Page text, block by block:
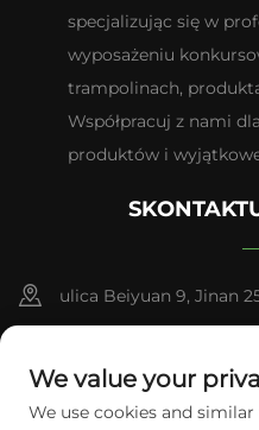
specjalizując się w
wyposażeniu
trampolinach,
Współpracuj z nami
produktów i
ulica Beiyuan 9, Jinan
[email protected]
We value your
We use cookies and